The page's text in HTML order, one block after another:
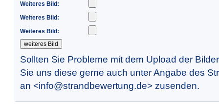
Weiteres Bild:
Weiteres Bild:
Weiteres Bild:
Sollten Sie Probleme mit dem Upload der
Sie uns diese gerne auch unter Angabe des
an <info@strandbewertung.de> zusenden.